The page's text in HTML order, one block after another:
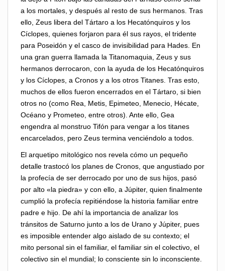
a los mortales, y después al resto de sus hermanos. Tras
ello, Zeus libera del Tártaro a los Hecatónquiros y los
Cíclopes, quienes forjaron para él sus rayos, el tridente
para Poseidón y el casco de invisibilidad para Hades. En
una gran guerra llamada la Titanomaquia, Zeus y sus
hermanos derrocaron, con la ayuda de los Hecatónquiros
y los Cíclopes, a Cronos y a los otros Titanes. Tras esto,
muchos de ellos fueron encerrados en el Tártaro, si bien
otros no (como Rea, Metis, Epimeteo, Menecio, Hécate,
Océano y Prometeo, entre otros). Ante ello, Gea
engendra al monstruo Tifón para vengar a los titanes
encarcelados, pero Zeus termina venciéndolo a todos.
El arquetipo mitológico nos revela cómo un pequeño
detalle trastocó los planes de Cronos, que angustiado por
la profecía de ser derrocado por uno de sus hijos, pasó
por alto «la piedra» y con ello, a Júpiter, quien finalmente
cumplió la profecía repitiéndose la historia familiar entre
padre e hijo. De ahí la importancia de analizar los
tránsitos de Saturno junto a los de Urano y Júpiter, pues
es imposible entender algo aislado de su contexto; el
mito personal sin el familiar, el familiar sin el colectivo, el
colectivo sin el mundial; lo consciente sin lo inconsciente.